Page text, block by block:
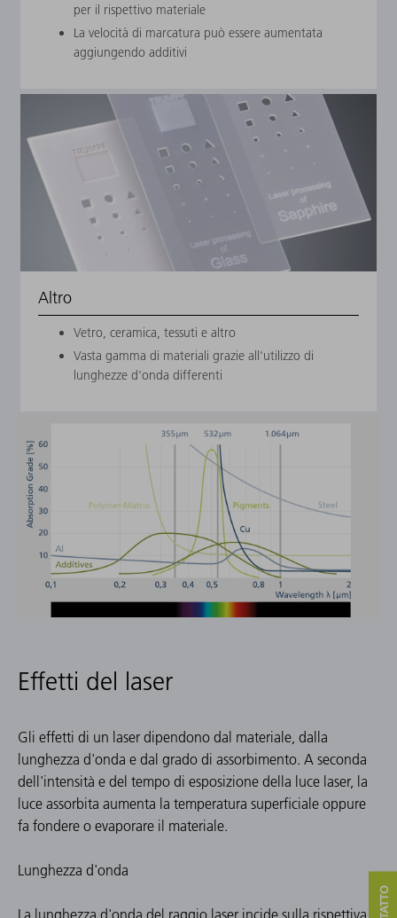
per il rispettivo materiale
La velocità di marcatura può essere aumentata
aggiungendo additivi
Altro
Vetro, ceramica, tessuti e altro
Vasta gamma di materiali grazie all'utilizzo di
lunghezze d'onda differenti
Effetti del laser
Gli effetti di un laser dipendono dal materiale, dalla
lunghezza d'onda e dal grado di assorbimento. A seconda
dell'intensità e del tempo di esposizione della luce laser, la
luce assorbita aumenta la temperatura superficiale oppure
fa fondere o evaporare il materiale.
Lunghezza d'onda